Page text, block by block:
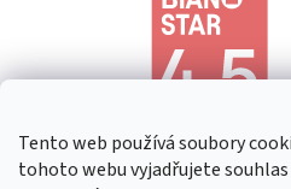
Tento web používá soubory
tohoto webu vyjadřujete souhlas